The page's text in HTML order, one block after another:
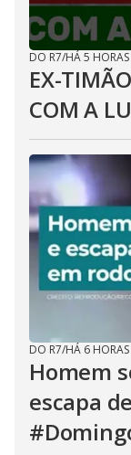
DO R7/HÁ 5 HORAS
EX-
COM A
DO R7/HÁ 6 HORAS
Homem
escapa